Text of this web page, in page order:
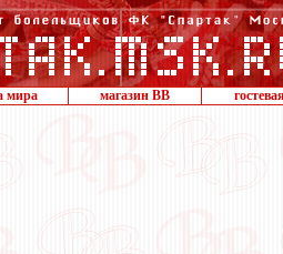
мира магазин ВВ